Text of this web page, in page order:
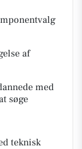
af
med
søge
teknisk